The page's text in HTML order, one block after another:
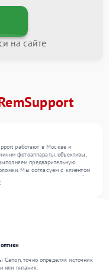
на сайте
работают в Москве и
фотоаппараты, объективы,
предварительную
Мы согласуем с клиентом
выполняем ремонт с заменой
качество оказанных услуг
точно определяя источник
или питания.